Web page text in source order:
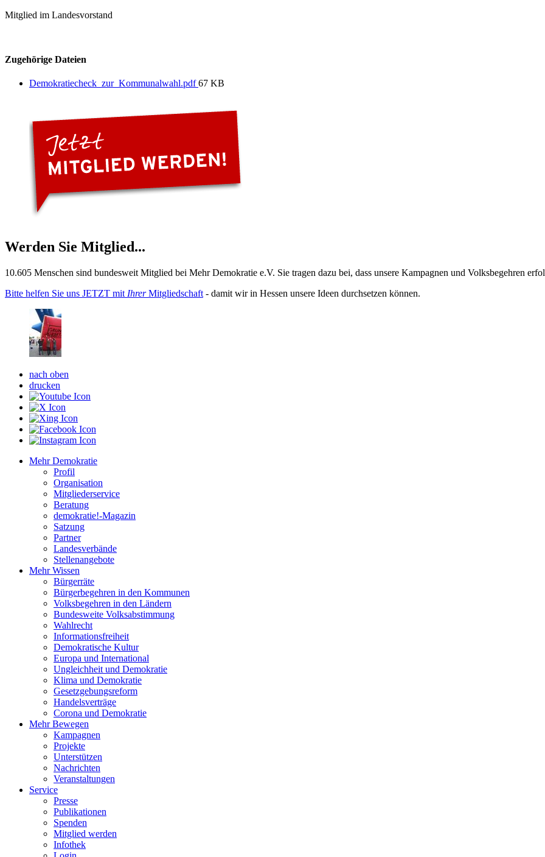
Mitglied im Landesvorstand
Zugehörige Dateien
Demokratiecheck_zur_Kommunalwahl.pdf67 KB
Werden Sie Mitglied...
10.605 Menschen sind bundesweit Mitglied bei Mehr Demokratie e.V. Sie tragen dazu bei, dass unsere Kampagnen und Volksbegehren
Bitte helfen Sie uns JETZT mit IhrerMitgliedschaft - damit wir in Hessen unsere Ideen durchsetzen können.
nach oben
drucken
Mehr Demokratie
Profil
Organisation
Mitgliederservice
Beratung
demokratie!-Magazin
Satzung
Partner
Landesverbände
Stellenangebote
Mehr Wissen
Bürgerräte
Bürgerbegehren in den Kommunen
Volksbegehren in den Ländern
Bundesweite Volksabstimmung
Wahlrecht
Informationsfreiheit
Demokratische Kultur
Europa und International
Ungleichheit und Demokratie
Klima und Demokratie
Gesetzgebungsreform
Handelsverträge
Corona und Demokratie
Mehr Bewegen
Kampagnen
Projekte
Unterstützen
Nachrichten
Veranstaltungen
Service
Presse
Publikationen
Spenden
Mitglied werden
Infothek